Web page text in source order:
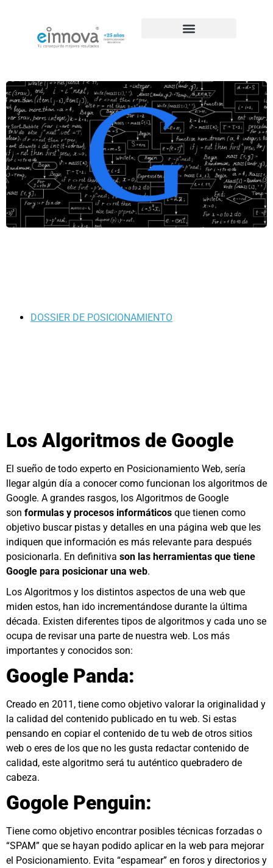
DOSSIER DE POSICIONAMIENTO
Los Algoritmos de Google
El sueño de todo experto en Posicionamiento Web, sería
llegar algún día a conocer como funcionan los algoritmos de
Google. A grandes rasgos, los Algoritmos de Google
son formulas y procesos informáticos que tienen como
objetivo buscar pistas y detalles en una página web que les
indiquen que información es más relevante para después
posicionarla. En definitiva son las herramientas que tiene
Google para posicionar una web.
Los Algoritmos y los distintos aspectos de una web que
miden estos, han ido incrementándose durante la última
década. Existen diferentes tipos de algoritmos y cada uno se
ocupa de revisar una parte de nuestra web. Los más
importantes y conocidos son:
Google Panda:
Creado en 2011, tiene como objetivo valorar la originalidad y
la calidad del contenido publicado en tu web. Si estas
pensando en copiar el contenido de tu web de otros sitios
web o eres de los que no les gusta redactar contenido de
calidad, este algoritmo será tu auténtico quebradero de
cabeza.
Gogole Penguin:
Tiene como objetivo encontrar posibles técnicas forzadas o
“SPAM” que se hayan podido aplicar en la web para mejorar
el Posicionamiento. Evita “espamear” en foros y directorios y